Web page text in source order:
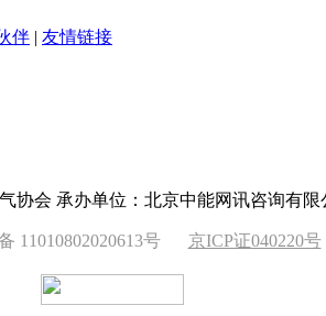
伴 | 友情链接
协会 承办单位：北京中能网讯咨询有限
11010802020613号 京ICP证040220号